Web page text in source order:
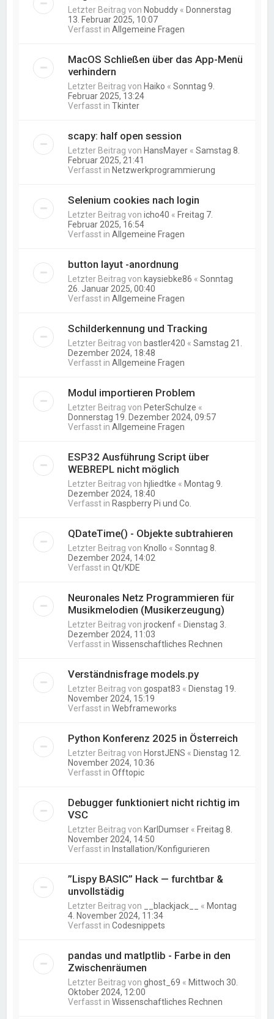
Letzter Beitrag von Nobuddy « Donnerstag
13. Februar 2025, 10:07
Verfasst inAllgemeine Fragen
MacOS Schließen über das App-Menü
verhindern
Letzter Beitrag von Haiko «Sonntag 9.
Februar 2025, 13:24
Verfasst inTkinter
scapy: half open session
Letzter Beitrag von HansMayer «Samstag 8.
Februar 2025, 21:41
Verfasst in Netzwerkprogrammierung
Selenium cookies nach login
Letzter Beitrag vonicho40 « Freitag 7.
Februar 2025, 16:54
Verfasst inAllgemeine Fragen
button layut -anordnung
Letzter Beitrag von kaysiebke86 «Sonntag
26. Januar 2025, 00:40
Verfasst inAllgemeine Fragen
Schilderkennung und Tracking
Letzter Beitrag von bastler420 «Samstag 21.
Dezember 2024, 18:48
Verfasst inAllgemeine Fragen
Modul importieren Problem
Letzter Beitrag von PeterSchulze «
Donnerstag 19. Dezember 2024, 09:57
Verfasst inAllgemeine Fragen
ESP32 Ausführung Script über
WEBREPL nicht möglich
Letzter Beitrag von hjliedtke « Montag 9.
Dezember 2024, 18:40
Verfasst in Raspberry Pi und Co.
QDateTime() - Objekte subtrahieren
Letzter Beitrag von Knollo «Sonntag 8.
Dezember 2024, 14:02
Verfasst inQt/KDE
Neuronales Netz Programmieren für
Musikmelodien (Musikerzeugung)
Letzter Beitrag vonjrockenf « Dienstag 3.
Dezember 2024, 11:03
Verfasst inWissenschaftliches Rechnen
Verständnisfrage models.py
Letzter Beitrag vongospat83 « Dienstag 19.
November 2024, 15:19
Verfasst inWebframeworks
Python Konferenz 2025 in Österreich
Letzter Beitrag von HorstJENS « Dienstag 12.
November 2024, 10:36
Verfasst inOfftopic
Debugger funktioniert nicht richtig im
VSC
Letzter Beitrag von KarlDumser « Freitag 8.
November 2024, 14:50
Verfasst in Installation/Konfigurieren
”Lispy BASIC” Hack — furchtbar &
unvollstädig
Letzter Beitrag von __blackjack__ « Montag
4. November 2024, 11:34
Verfasst inCodesnippets
pandas und matlptlib - Farbe in den
Zwischenräumen
Letzter Beitrag vonghost_69 « Mittwoch 30.
Oktober 2024, 12:00
Verfasst inWissenschaftliches Rechnen